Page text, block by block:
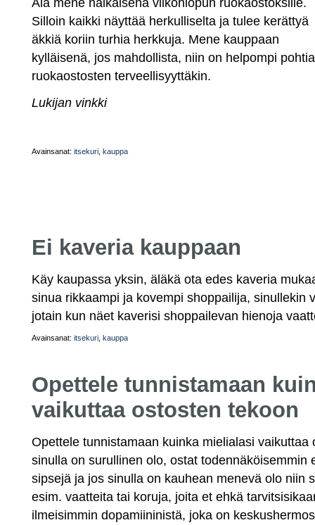
Silloin kaikki näyttää herkulliselta ja tulee kerättyä
äkkiä koriin turhia herkkuja. Mene kauppaan
kylläisenä, jos mahdollista, niin on helpompi pohtia
ruokaostosten terveellisyyttäkin.
Lukijan vinkki
Avainsanat: itsekuri kauppa
Ei kaveria kauppaan
Käy kaupassa yksin, äläkä ota edes kaveria
sinua rikkaampi ja kovempi shoppailija, sinullekin
jotain kun näet kaverisi shoppailevan hienoja
Avainsanat: itsekuri kauppa
Opettele tunnistamaan
vaikuttaa ostosten tekoon
Opettele tunnistamaan kuinka mielialasi vaikuttaa
sinulla on surullinen olo, ostat todennäköisemmin
sipsejä ja jos sinulla on kauhean menevä olo niin
esim. vaatteita tai koruja, joita et ehkä
ilmeisimmin dopamiininistä, joka on